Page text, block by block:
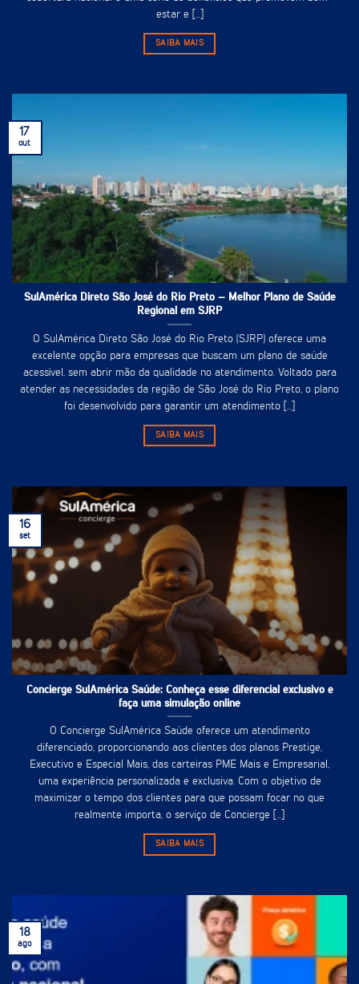
estar e [...]
SAIBA MAIS
SulAmérica Direto São José do Rio Preto – Melhor Plano de Saúde
Regional em SJRP
O SulAmérica Direto São José do Rio Preto (SJRP) oferece uma
excelente opção para empresas que buscam um plano de saúde
acessível, sem abrir mão da qualidade no atendimento. Voltado para
atender as necessidades da região de São José do Rio Preto, o plano
foi desenvolvido para garantir um atendimento [...]
SAIBA MAIS
17
out
Concierge SulAmérica Saúde: Conheça esse diferencial exclusivo e
faça uma simulação online
O Concierge SulAmérica Saúde oferece um atendimento
diferenciado, proporcionando aos clientes dos planos Prestige,
Executivo e Especial Mais, das carteiras PME Mais e Empresarial,
uma experiência personalizada e exclusiva. Com o objetivo de
maximizar o tempo dos clientes para que possam focar no que
realmente importa, o serviço de Concierge [...]
SAIBA MAIS
16
set
18
ago